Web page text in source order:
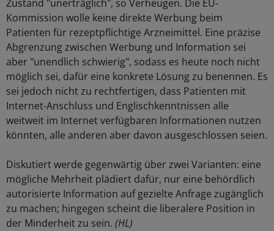
Zustand "unerträglich", so Verheugen. Die EU-
Kommission wolle keine direkte Werbung beim
Patienten für rezeptpflichtige Arzneimittel. Eine präzise
Abgrenzung zwischen Werbung und Information sei
aber "unendlich schwierig", sodass es heute noch nicht
möglich sei, dafür eine konkrete Lösung zu benennen. Es
sei jedoch nicht zu rechtfertigen, dass Patienten mit
Internet-Anschluss und Englischkenntnissen alle
weitweit im Internet verfügbaren Informationen nutzen
könnten, alle anderen aber davon ausgeschlossen seien.
Diskutiert werde gegenwärtig über zwei Varianten: eine
mögliche Mehrheit plädiert dafür, nur eine behördlich
autorisierte Information auf gezielte Anfrage zugänglich
zu machen; hingegen scheint die liberalere Position in
der Minderheit zu sein. (HL)